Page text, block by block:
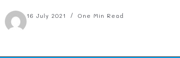
16 July 2021 One Min Read